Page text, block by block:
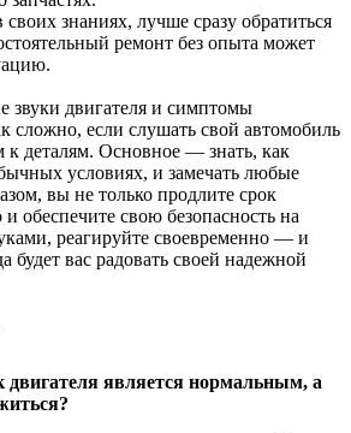
знаниях, лучше сразу обратиться
ремонт без опыта может
звуки двигателя и симптомы
сложно, если слушать свой автомобиль
деталям. Основное — знать, как
условиях, и замечать любые
вы не только продлите срок
обеспечите свою безопасность на
реагируйте своевременно — и
будет вас радовать своей надежной
двигателя является нормальным, а